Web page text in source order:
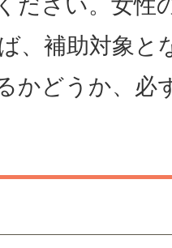
、補助対象と
かどうか、必